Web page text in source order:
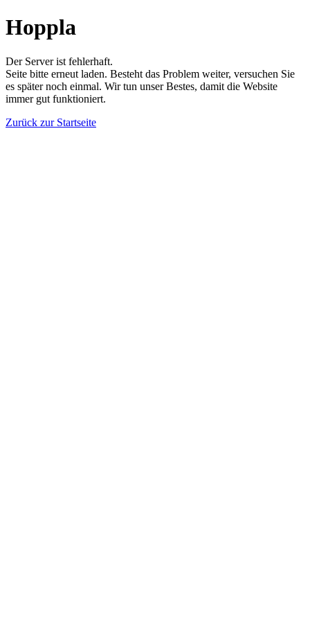
Hoppla
Der Server ist fehlerhaft.
Seite bitte erneut laden. Besteht das Problem weiter, versuchen Sie
es später noch einmal. Wir tun unser Bestes, damit die Website
immer gut funktioniert.
Zurück zur Startseite